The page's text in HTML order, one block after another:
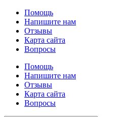
Помощь
Напишите нам
Отзывы
Карта сайта
Вопросы
Помощь
Напишите нам
Отзывы
Карта сайта
Вопросы